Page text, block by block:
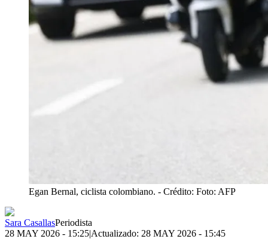
Egan Bernal, ciclista colombiano. - Crédito: Foto: AFP
Sara CasallasPeriodista
28 MAY 2026 - 15:25|Actualizado: 28 MAY 2026 - 15:45